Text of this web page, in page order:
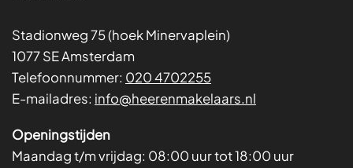
Stadionweg 75 (hoek Minervaplein)
1077 SE Amsterdam
Telefoonnummer: 020 4702255
E-mailadres: info@heerenmakelaars.nl
Openingstijden
Maandag t/m vrijdag: 08:00 uur tot 18:00 uur